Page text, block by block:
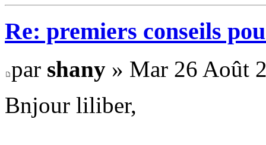
Re: premiers conseils
par shany » Mar 26 Août
Bnjour liliber,